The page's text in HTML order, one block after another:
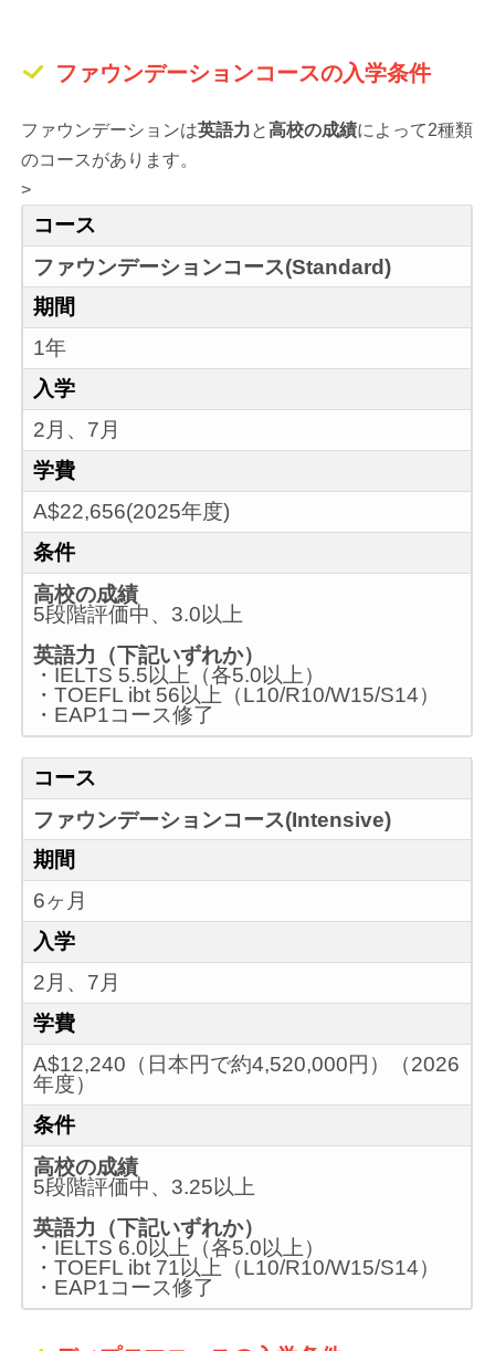
ファウンデーションコースの入学条件
ファウンデーションは英語力と高校の成績によって2種類
のコースがあります。
>
コース
ファウンデーションコース(Standard)
期間
1年
入学
2月、7月
学費
A$22,656(2025年度)
条件
高校の成績
5段階評価中、3.0以上
英語力（下記いずれか）
・IELTS 5.5以上（各5.0以上）
・TOEFL ibt 56以上（L10/R10/W15/S14）
・EAP1コース修了
コース
ファウンデーションコース(Intensive)
期間
6ヶ月
入学
2月、7月
学費
A$12,240（日本円で約4,520,000円）（2026
年度）
条件
高校の成績
5段階評価中、3.25以上
英語力（下記いずれか）
・IELTS 6.0以上（各5.0以上）
・TOEFL ibt 71以上（L10/R10/W15/S14）
・EAP1コース修了